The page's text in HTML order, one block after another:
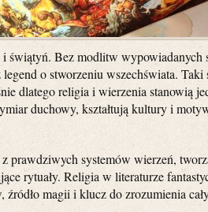
świątyń. Bez modlitw wypowiadanych
o stworzeniu wszechświata.
dlatego religia i wierzenia stanowią
duchowy, kształtują kultury i
prawdziwych systemów wierzeń,
rytuały. Religia w literaturze
magii i klucz do zrozumienia